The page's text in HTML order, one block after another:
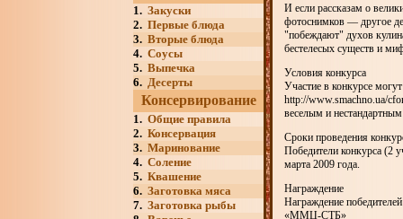
1. Закуски
2. Первые блюда
3. Вторые блюда
4. Соусы
5. Выпечка
6. Десерты
Консервирование
1. Общие правила
2. Консервация
3. Маринование
4. Соление
5. Квашение
6. Заготовка мяса
7. Заготовка рыбы
И если рассказам о
фотоснимков — другое
"побеждают" духов
бестелесых существ и
Условия конкурса
Участие в конкурсе
http://www.smachno.ua/
веселым и
Сроки проведения
Победители конкурса (2
марта 2009 года.
Награждение
Награждение
«ММЦ-СТБ»